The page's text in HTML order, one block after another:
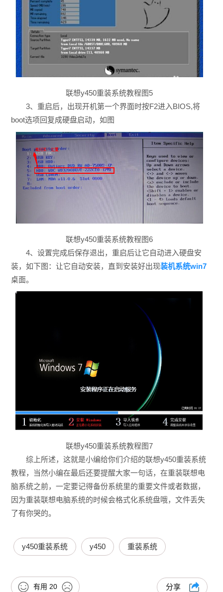
联想y450重装系统教程图5
3、重启后，出现开机第一个界面时按F2进入BIOS,将
boot选项回复成硬盘启动，如图
联想y450重装系统教程图6
4、设置完成后保存退出，重启后让它自动进入硬盘安
装，如下图：让它自动安装，直到安装好出现装机系统win7
桌面。
联想y450重装系统教程图7
综上所述，这就是小编给你们介绍的联想y450重装系统
教程，当然小编在最后还要提醒大家一句话，在重装联想电
脑系统之前，一定要记得备份系统里的重要文件或者数据，
因为重装联想电脑系统的时候会格式化系统盘哦，文件丢失
了有你哭的。
y450重装系统 y450 重装系统
有用 20 分享